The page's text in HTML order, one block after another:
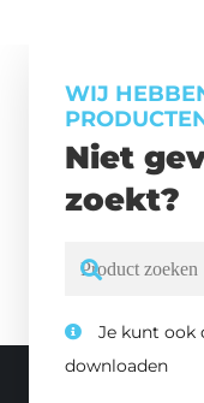
WIJ
Niet
zoekt?
Je kunt ook
downloaden